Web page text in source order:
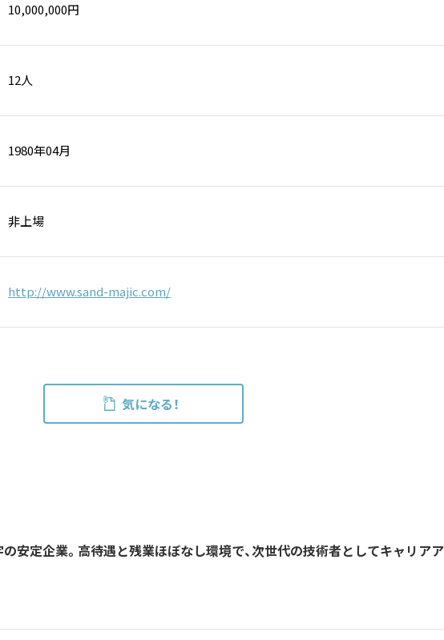
10,000,000円
12人
1980年04月
非上場
http://www.sand-majic.com/
気になる！
安定企業。高待遇と残業ほぼなし環境で、次世代の技術者としてキャリア